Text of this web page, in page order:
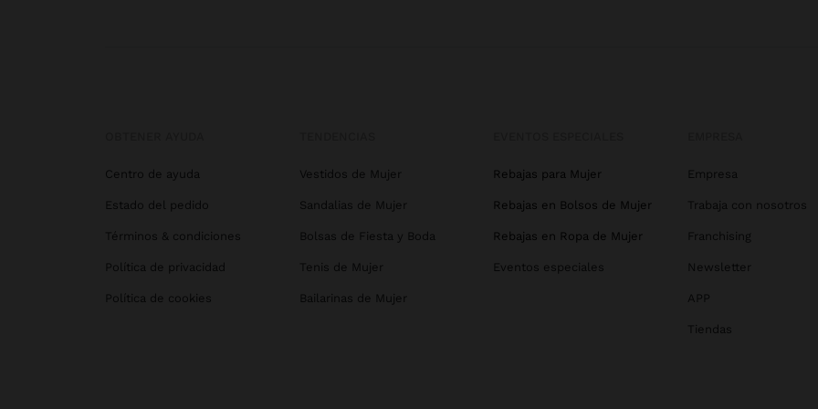
Centro de ayuda
Estado del pedido
Términos & condiciones
Política de privacidad
Política de cookies
Vestidos de Mujer
Sandalias de Mujer
Bolsas de Fiesta y Boda
Tenis de Mujer
Bailarinas de Mujer
Rebajas para Mujer
Rebajas en Bolsos de Mujer
Rebajas en Ropa de Mujer
Eventos especiales
Empresa
Trabaja con nosotros
Franchising
Newsletter
APP
Tiendas